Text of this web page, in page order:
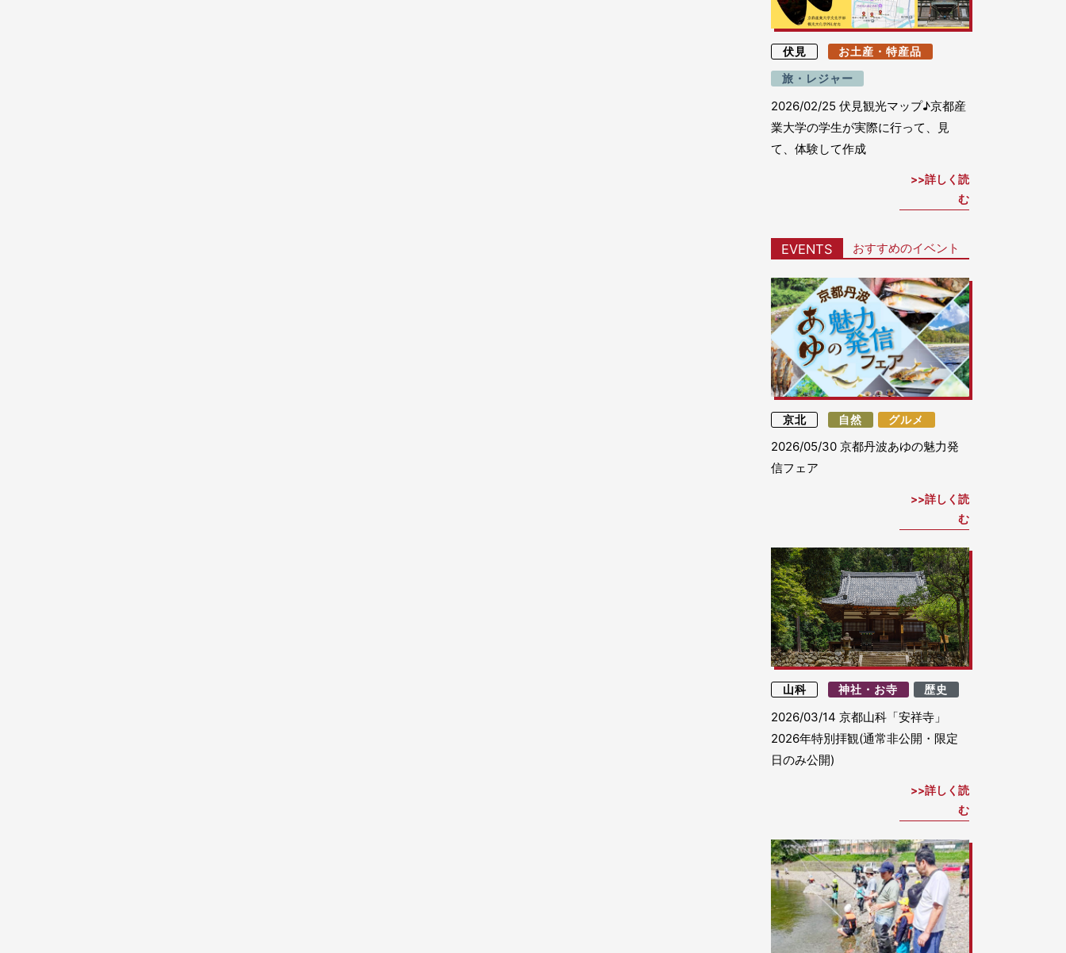
伏見 お土産・特産品
旅・レジャー
2026/02/25 伏見観光マップ♪京都産
業大学の学生が実際に行って、見
て、体験して作成
詳しく読
む
EVENTS おすすめのイベント
京北 自然 グルメ
2026/05/30 京都丹波あゆの魅力発
信フェア
詳しく読
む
山科 神社・お寺 歴史
2026/03/14 京都山科「安祥寺」
2026年特別拝観(通常非公開・限定
日のみ公開)
詳しく読
む